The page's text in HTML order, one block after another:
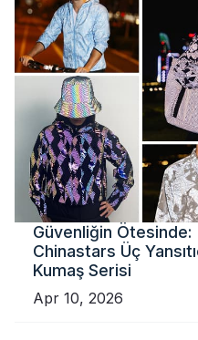
Güvenliğin Ötesinde:
Chinastars Üç
Kumaş Serisi
Apr 10, 2026